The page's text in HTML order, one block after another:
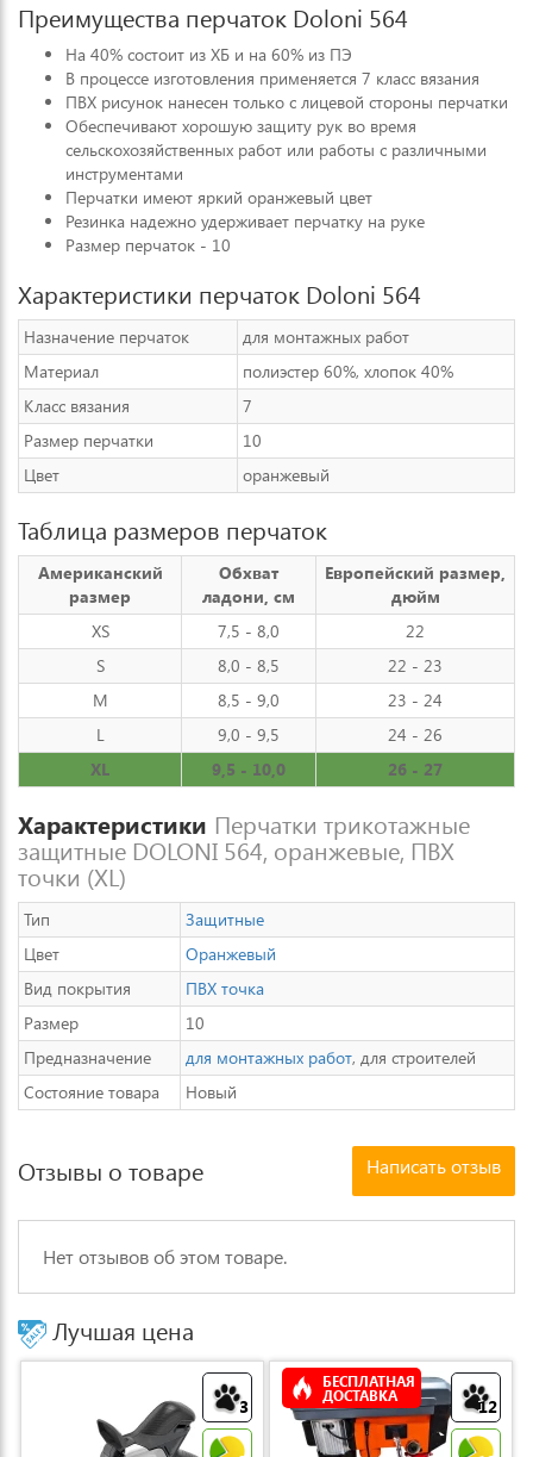
Преимущества перчаток Doloni 564
На 40% состоит из ХБ и на 60% из ПЭ
В процессе изготовления применяется 7 класс вязания
ПВХ рисунок нанесен только с лицевой стороны перчатки
Обеспечивают хорошую защиту рук во время
сельскохозяйственных работ или работы с различными
инструментами
Перчатки имеют яркий оранжевый цвет
Резинка надежно удерживает перчатку на руке
Размер перчаток - 10
Характеристики перчаток Doloni 564
Назначение перчаток
для монтажных работ
Материал
полиэстер 60%, хлопок 40%
Класс вязания
7
Размер перчатки
10
Цвет
оранжевый
Таблица размеров перчаток
Американский
размер
Обхват
ладони, см
Европейский размер,
дюйм
XS
7,5 - 8,0
22
S
8,0 - 8,5
22 - 23
M
8,5 - 9,0
23 - 24
L
9,0 - 9,5
24 - 26
XL
9,5 - 10,0 26 - 27
Характеристики Перчатки трикотажные
защитные DOLONI 564, оранжевые, ПВХ
точки (XL)
Тип
Защитные
Цвет
Оранжевый
Вид покрытия
ПВХ точка
Размер
10
Предназначение
для монтажных работ, для строителей
Состояние товара
Новый
Отзывы о товаре Написать отзыв
Нет отзывов об этом товаре.
Лучшая цена
3 12
БЕСПЛАТНАЯ
ДОСТАВКА